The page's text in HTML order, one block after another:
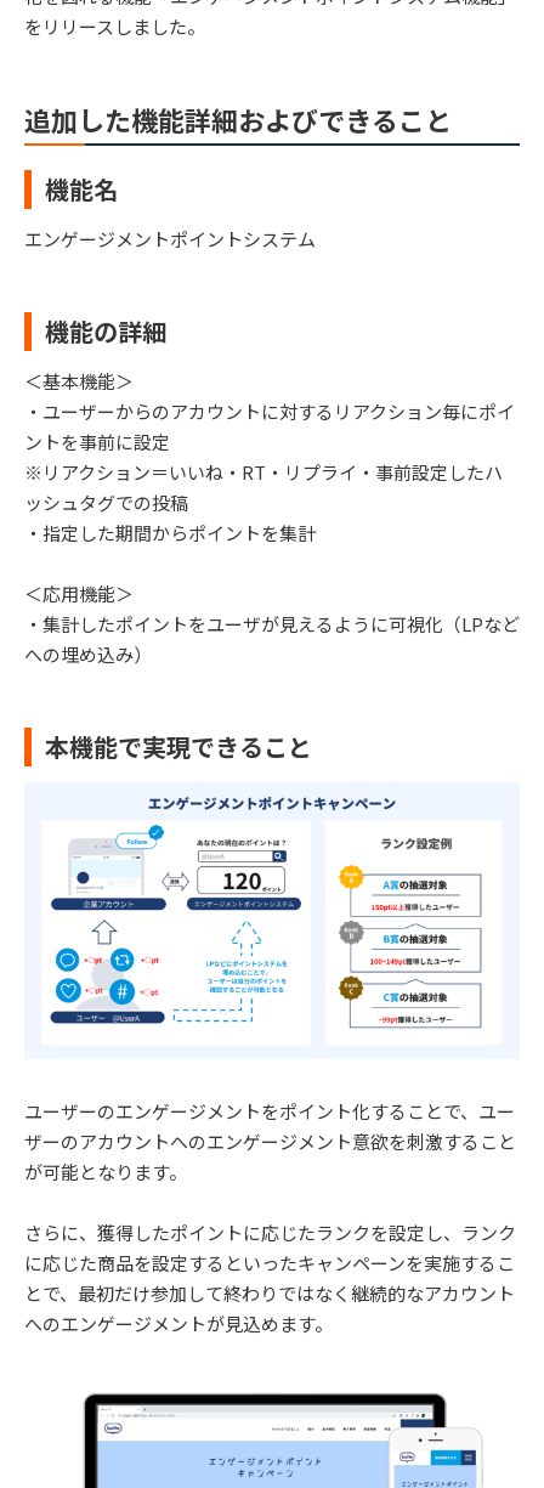
をリリースしました。
追加した機能詳細およびできること
機能名
エンゲージメントポイントシステム
機能の詳細
＜基本機能＞
・ユーザーからのアカウントに対するリアクション毎にポイ
ントを事前に設定
※リアクション＝いいね・RT・リプライ・事前設定したハ
ッシュタグでの投稿
・指定した期間からポイントを集計
＜応用機能＞
・集計したポイントをユーザが見えるように可視化（LPなど
への埋め込み）
本機能で実現できること
ユーザーのエンゲージメントをポイント化することで、ユー
ザーのアカウントへのエンゲージメント意欲を刺激すること
が可能となります。
さらに、獲得したポイントに応じたランクを設定し、ランク
に応じた商品を設定するといったキャンペーンを実施するこ
とで、最初だけ参加して終わりではなく継続的なアカウント
へのエンゲージメントが見込めます。